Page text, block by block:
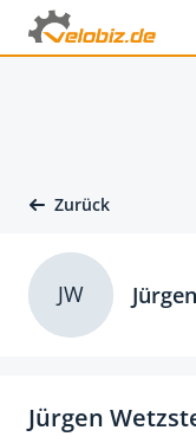
Zurück
Jürgen
JW